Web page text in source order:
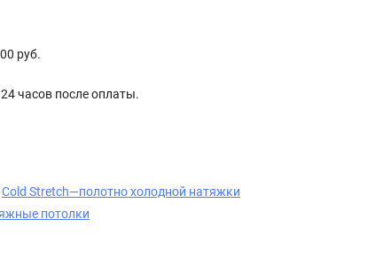
руб.
часов после оплаты.
Cold Stretch—полотно холодной натяжки
потолки